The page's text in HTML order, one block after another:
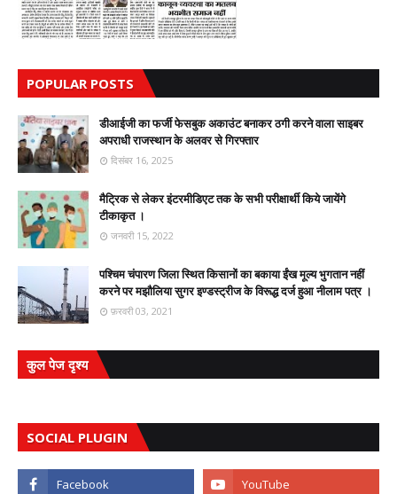
POPULAR POSTS
डीआईजी का फर्जी फेसबुक अकाउंट बनाकर ठगी करने वाला साइबर
अपराधी राजस्थान के अलवर से गिरफ्तार
दिसंबर 16, 2025
मैट्रिक से लेकर इंटरमीडिएट तक के सभी परीक्षार्थी किये जायेंगे
टीकाकृत ।
जनवरी 15, 2022
पश्चिम चंपारण जिला स्थित किसानों का बकाया ईंख मूल्य भुगतान नहीं
करने पर मझौलिया सुगर इण्डस्ट्रीज के विरूद्ध दर्ज हुआ नीलाम पत्र ।
फ़रवरी 03, 2021
कुल पेज दृश्य
SOCIAL PLUGIN